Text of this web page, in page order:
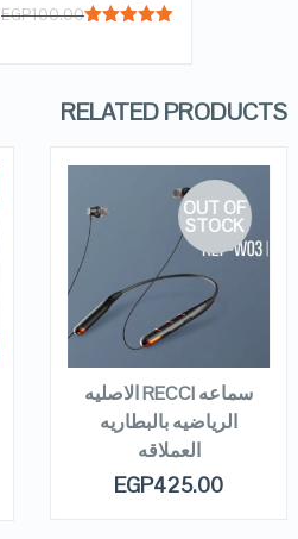
EGP100.00
RELATED PRODUCTS
OUT OF
STOCK
QUICK LOOK
VIEW DETAILS
READ MORE
سماعه RECCI الاصليه
الرياضيه بالبطاريه
العملاقه
EGP425.00